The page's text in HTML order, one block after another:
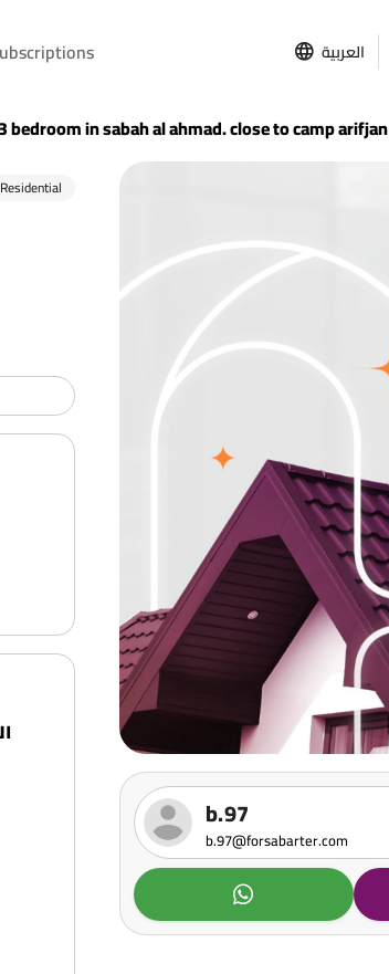
العربية
bedroom in sabah al ahmad. close to camp arifjan
Residential
b.97
b.97@forsabarter.com